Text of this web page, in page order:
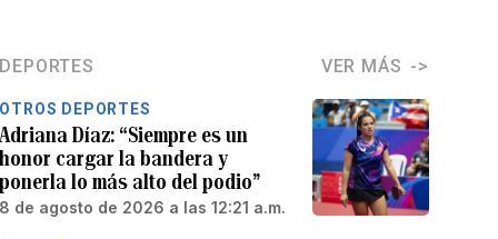
DEPORTES VER MÁS
OTROS DEPORTES
Adriana Díaz: “Siempre es un
honor cargar la bandera y
ponerla lo más alto del podio”
8 de agosto de 2026 a las 12:21 a.m.